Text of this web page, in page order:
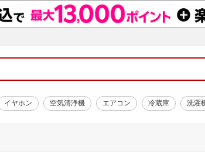
イヤホン 空気清浄機 エアコン 冷蔵庫 洗濯